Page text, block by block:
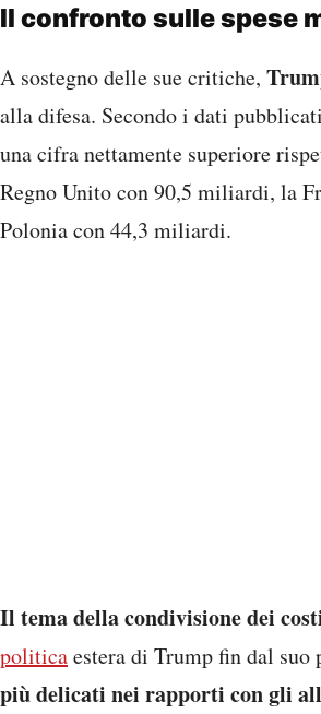
Il confronto sulle spese
A sostegno delle sue critiche,
alla difesa. Secondo i dati
una cifra nettamente superiore
Regno Unito con 90,5 miliardi, la
Polonia con 44,3 miliardi.
Il tema della condivisione dei
politicaestera di Trump fin dal suo
più delicati nei rapporti con gli